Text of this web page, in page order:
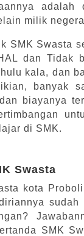
milik
SMK Swasta
dan Tidak
kala, dan
banyak
biayanya
di SMK.
Swasta
kota
SMK